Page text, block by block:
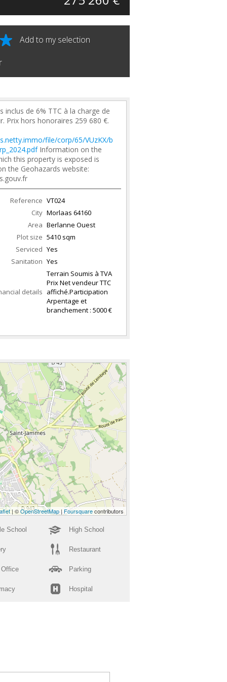
Add to my selection
inclus de 6% TTC à la charge de
Prix hors honoraires 259 680 €.
file/corp/65/VUzKX/b
Information on the
this property is exposed is
the Geohazards website:
Reference VT024
City Morlaas 64160
Area Berlanne Ouest
Plot size 5410 sqm
Serviced Yes
Sanitation Yes
details
Terrain Soumis à TVA
Prix Net vendeur TTC
affiché.Participation
Arpentage et
branchement : 5000 €
| ©OpenStreetMap | Foursquarecontributors
School High School
Restaurant
Office Parking
Hospital